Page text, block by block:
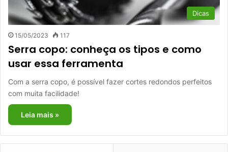
Dicas
15/05/2023 117
Serra copo: conheça os tipos e como
usar essa ferramenta
Com a serra copo, é possível fazer cortes redondos perfeitos
com muita facilidade!
Leia mais »